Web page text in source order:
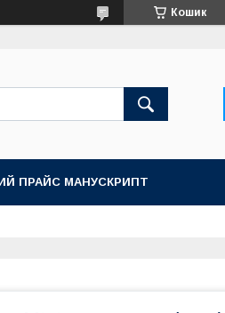
Кошик
ПРАЙС МАНУСКРИПТ